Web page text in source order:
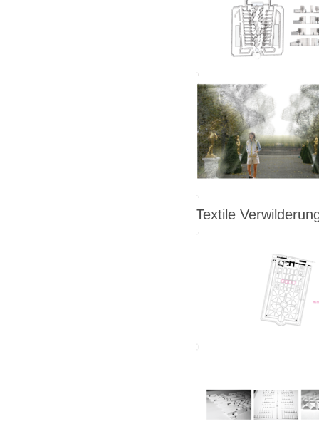
Textile